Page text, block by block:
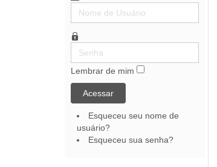
Nome
de
Usuário
Senha
Lembrar de mim
Acessar
Esqueceu seu nome de
usuário?
Esqueceu sua senha?